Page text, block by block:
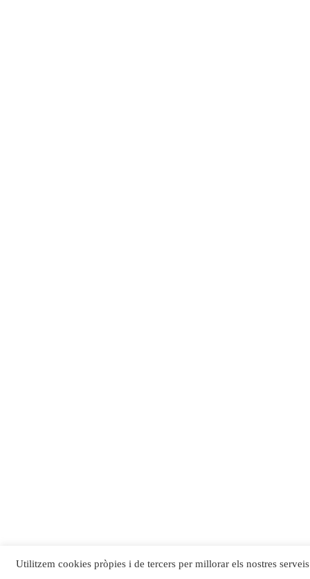
Utilitzem cookies pròpies i de tercers per millorar els nostres